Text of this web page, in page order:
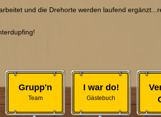
und die Drehorte werden laufend
Grupp'n
Team
I war do!
Gästebuch